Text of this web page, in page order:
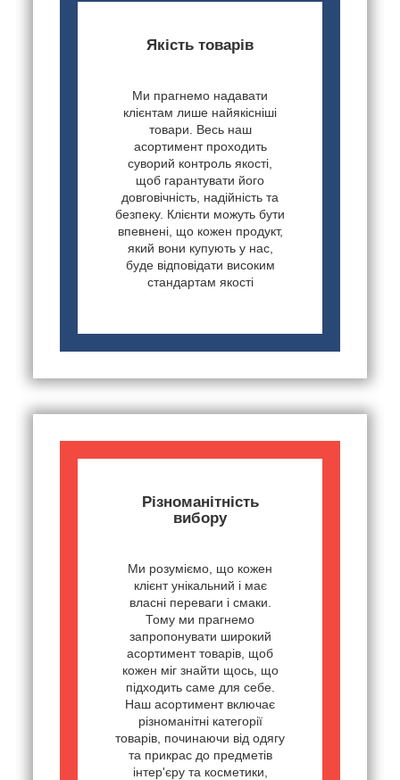
Якість товарів
Ми прагнемо надавати
клієнтам лише найякісніші
товари. Весь наш
асортимент проходить
суворий контроль якості,
щоб гарантувати його
довговічність, надійність та
безпеку. Клієнти можуть бути
впевнені, що кожен продукт,
який вони купують у нас,
буде відповідати високим
стандартам якості
Різноманітність
вибору
Ми розуміємо, що кожен
клієнт унікальний і має
власні переваги і смаки.
Тому ми прагнемо
запропонувати широкий
асортимент товарів, щоб
кожен міг знайти щось, що
підходить саме для себе.
Наш асортимент включає
різноманітні категорії
товарів, починаючи від одягу
та прикрас до предметів
інтер'єру та косметики,